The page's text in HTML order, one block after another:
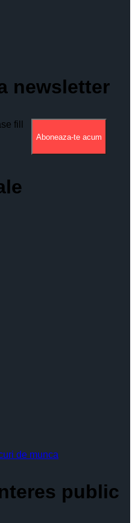
newsletter
fill
Aboneaza-te acum
de munca
public